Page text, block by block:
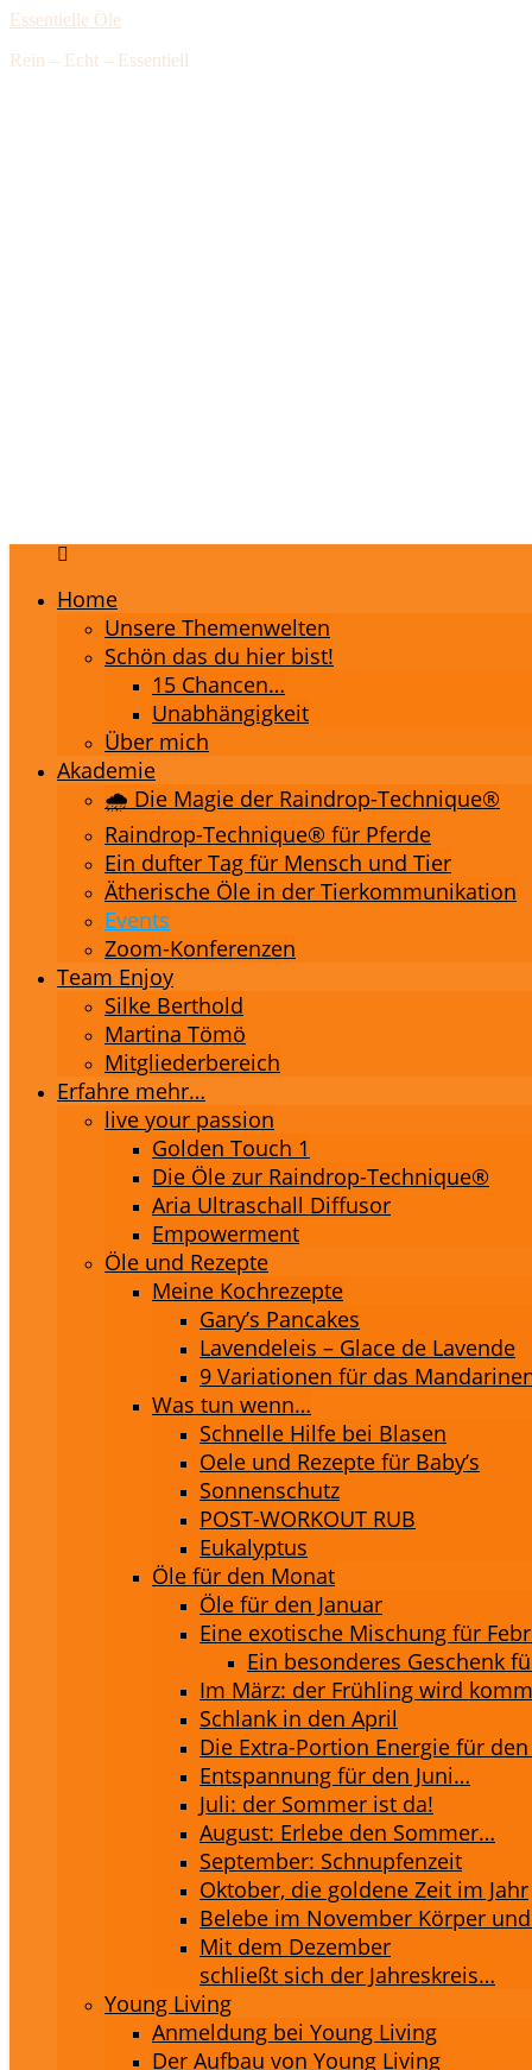
Essentielle Öle
Rein – Echt – Essentiell
Home
Unsere Themenwelten
Schön das du hier bist!
15 Chancen…
Unabhängigkeit
Über mich
Akademie
🌧️ Die Magie der Raindrop-Technique®
Raindrop-Technique® für Pferde
Ein dufter Tag für Mensch und Tier
Ätherische Öle in der Tierkommunikation
Events
Zoom-Konferenzen
Team Enjoy
Silke Berthold
Martina Tömö
Mitgliederbereich
Erfahre mehr…
live your passion
Golden Touch 1
Die Öle zur Raindrop-Technique®
Aria Ultraschall Diffusor
Empowerment
Öle und Rezepte
Meine Kochrezepte
Gary’s Pancakes
Lavendeleis – Glace de Lavende
9 Variationen für das
Was tun wenn…
Schnelle Hilfe bei Blasen
Oele und Rezepte für Baby’s
Sonnenschutz
POST-WORKOUT RUB
Eukalyptus
Öle für den Monat
Öle für den Januar
Eine exotische Mischung für
Ein besonderes Geschenk
Im März: der Frühling wird
Schlank in den April
Die Extra-Portion Energie für
Entspannung für den Juni…
Juli: der Sommer ist da!
August: Erlebe den Sommer…
September: Schnupfenzeit
Oktober, die goldene Zeit im Jahr
Belebe im November Körper
Mit dem Dezember
schließt sich der Jahreskreis…
Young Living
Anmeldung bei Young Living
Der Aufbau von Young Living